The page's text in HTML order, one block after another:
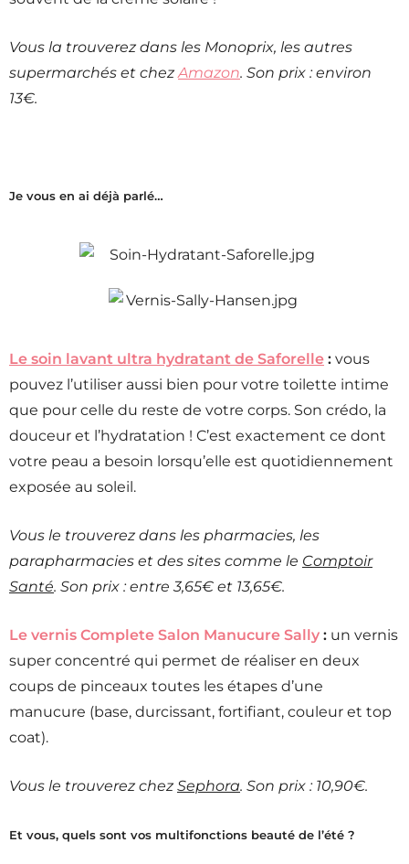
Vous la trouverez dans les Monoprix, les autres
supermarchés et chezAmazon. Son prix : environ
13€.
Je vous en ai déjà parlé…
Le soin lavant ultra hydratant de Saforelle : vous
pouvez l’utiliser aussi bien pour votre toilette intime
que pour celle du reste de votre corps. Son crédo, la
douceur et l’hydratation ! C’est exactement ce dont
votre peau a besoin lorsqu’elle est quotidiennement
exposée au soleil.
Vous le trouverez dans les pharmacies, les
parapharmacies et des sites comme le Comptoir
Santé. Son prix : entre3,65€ et 13,65€.
Le vernis Complete Salon Manucure Sally : un vernis
super concentré qui permet de réaliser en deux
coups de pinceaux toutes les étapes d’une
manucure (base, durcissant, fortifiant, couleur et top
coat).
Vous le trouverez chez Sephora. Son prix : 10,90€.
Et vous, quels sont vos multifonctions beauté de l’été ?